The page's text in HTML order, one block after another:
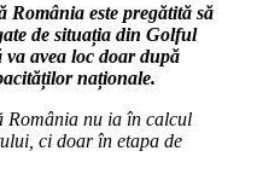
este pregătită să
de situația din Golful
avea loc doar după
naționale.
România nu ia în calcul
ci doar în etapa de